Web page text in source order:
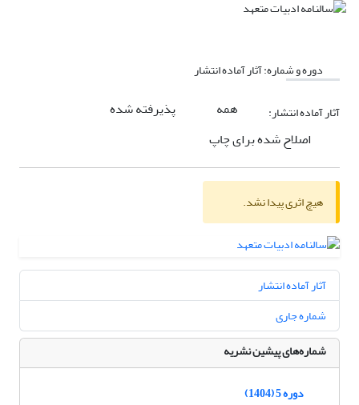
دوره و شماره:آثار آماده انتشار
آثار آماده انتشار:
همه
پذیرفته شده
اصلاح شده برای چاپ
هیچ اثری پیدا نشد.
آثار آماده انتشار
شماره جاری
شماره‌های پیشین نشریه
دوره 5 (1404)